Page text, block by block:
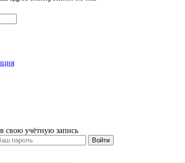
свою учётную запись